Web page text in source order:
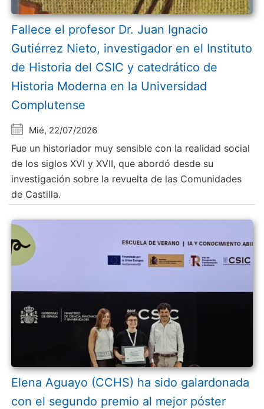
Fallece el profesor Dr. Juan Ignacio
Gutiérrez Nieto, investigador en el Instituto
de Historia del CSIC y catedrático de
Historia Moderna en la Universidad
Complutense
Mié, 22/07/2026
Fue un historiador muy sensible con la realidad social
de los siglos XVI y XVII, que abordó desde su
investigación sobre la revuelta de las Comunidades
de Castilla.
Elena Aguayo (CCHS) ha sido galardonada
con el segundo premio al mejor póster